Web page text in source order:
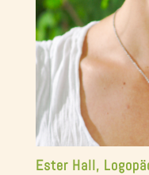
Ester Hall,